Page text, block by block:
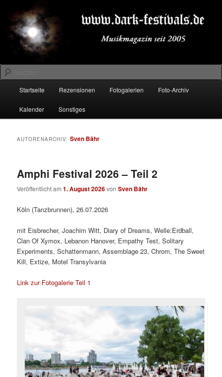
primären
Inhalt
springen
sekundären
Inhalt
springenDARK-FESTIVALS.DE
Suchen
Startseite Rezensionen Fotogalerien Foto-Archiv
Kalender Sonstiges
AUTORENARCHIV:Sven Bähr
Amphi Festival 2026 – Teil 2
Veröffentlicht am1. August 2026vonSven Bähr
Köln (Tanzbrunnen), 26.07.2026
mit Eisbrecher, Joachim Witt, Diary of Dreams, Welle:Erdball,
Clan Of Xymox, Lebanon Hanover, Empathy Test, Solitary
Experiments, Schattenmann, Assemblage 23, Chrom, The Sweet
Kill, Extize, Motel Transylvania
Link zur Fotogalerie Teil 1